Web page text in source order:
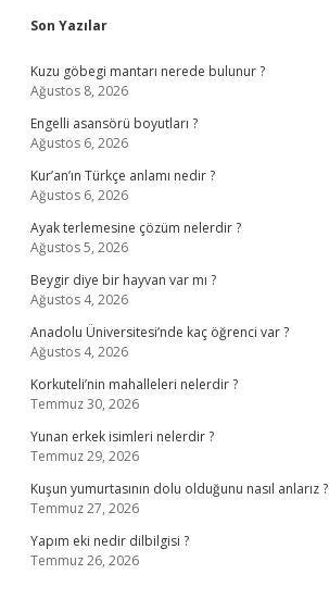
Sidebar
Son Yazılar
Kuzu göbegi mantarı nerede bulunur ?
Ağustos 8, 2026
Engelli asansörü boyutları ?
Ağustos 6, 2026
Kur’an’ın Türkçe anlamı nedir ?
Ağustos 6, 2026
Ayak terlemesine çözüm nelerdir ?
Ağustos 5, 2026
Beygir diye bir hayvan var mı ?
Ağustos 4, 2026
Anadolu Üniversitesi’nde kaç öğrenci var ?
Ağustos 4, 2026
Korkuteli’nin mahalleleri nelerdir ?
Temmuz 30, 2026
Yunan erkek isimleri nelerdir ?
Temmuz 29, 2026
Kuşun yumurtasının dolu olduğunu nasıl anlarız ?
Temmuz 27, 2026
Yapım eki nedir dilbilgisi ?
Temmuz 26, 2026